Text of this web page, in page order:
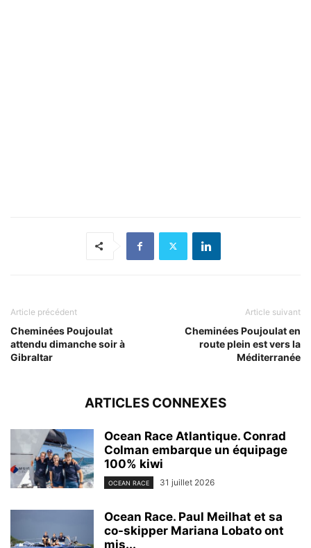
Article précédent
Cheminées Poujoulat
attendu dimanche soir à
Gibraltar
Article suivant
Cheminées Poujoulat en
route plein est vers la
Méditerranée
ARTICLES CONNEXES
Ocean Race Atlantique. Conrad
Colman embarque un équipage
100% kiwi
OCEAN RACE 31 juillet 2026
Ocean Race. Paul Meilhat et sa
co-skipper Mariana Lobato ont
mis...